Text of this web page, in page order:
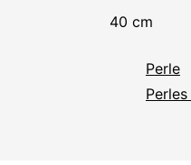
40 cm
Perle